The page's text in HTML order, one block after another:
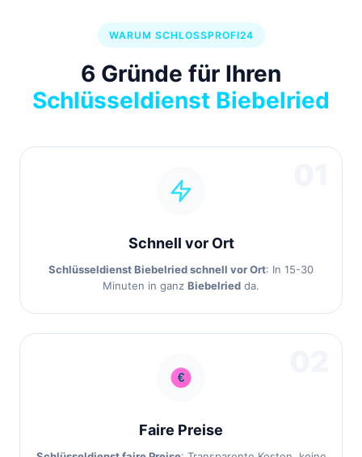
WARUM SCHLOSSPROFI24
6 Gründe für Ihren
Schlüsseldienst Biebelried
Schnell vor Ort
Schlüsseldienst Biebelried schnell vor Ort: In 15-30
Minuten in ganz Biebelried da.
Faire Preise